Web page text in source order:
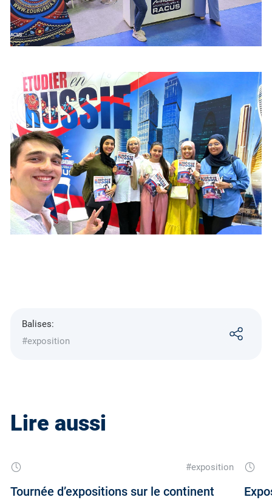
Balises:
#exposition
Lire aussi
#exposition
Tournée d’expositions sur le continent